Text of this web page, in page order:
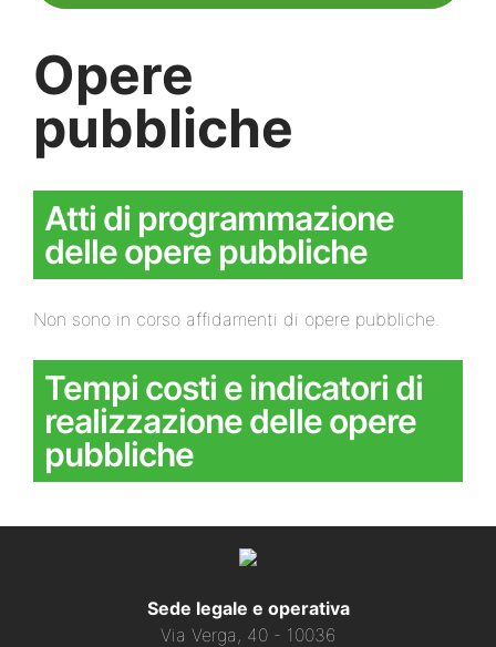
Opere
pubbliche
Atti di programmazione
delle opere pubbliche
Non sono in corso affidamenti di opere pubbliche.
Tempi costi e indicatori di
realizzazione delle opere
pubbliche
Sede legale e operativa
Via Verga, 40 - 10036